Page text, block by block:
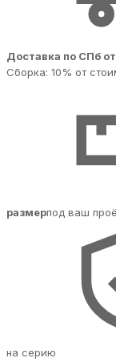
Доставка по СПб
Сборка: 10% от
размерпод ваш
на серию